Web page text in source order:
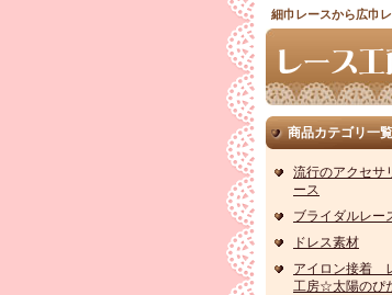
細巾レースから広巾
商品カテゴリ一覧
流行のアクセサ
ース
ブライダルレー
ドレス素材
アイロン接着
工房☆太陽のぴ